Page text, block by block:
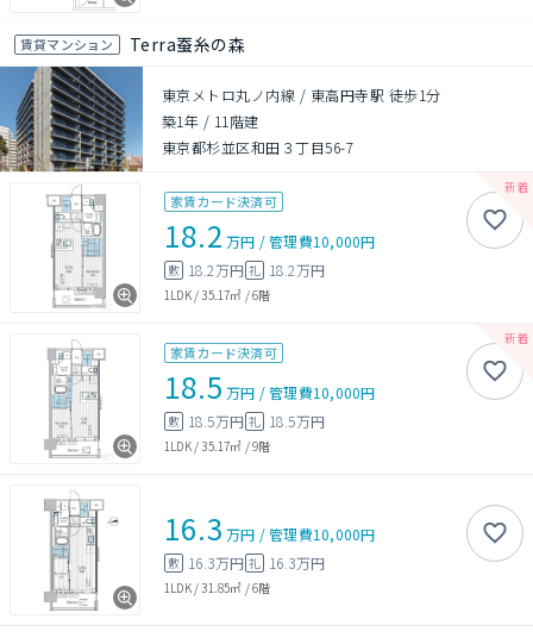
賃貸マンション Terra蚕糸の森
東京メトロ丸ノ内線 / 東高円寺駅 徒歩1分
築1年 / 11階建
東京都杉並区和田３丁目56-7
家賃カード決済可
18.2 万円 /管理費10,000円
敷 18.2万円 礼 18.2万円
1LDK/35.17㎡ /6階
家賃カード決済可
18.5 万円 /管理費10,000円
敷 18.5万円 礼 18.5万円
1LDK/35.17㎡ /9階
16.3 万円 /管理費10,000円
敷 16.3万円 礼 16.3万円
1LDK/31.85㎡ /6階